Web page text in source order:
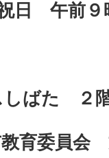
前９時
しばた ２
教育委員会